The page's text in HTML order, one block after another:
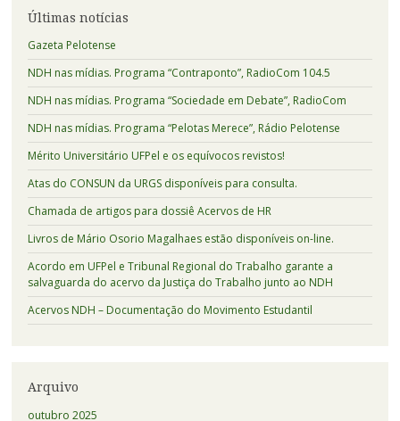
Últimas notícias
Gazeta Pelotense
NDH nas mídias. Programa “Contraponto”, RadioCom 104.5
NDH nas mídias. Programa “Sociedade em Debate”, RadioCom
NDH nas mídias. Programa “Pelotas Merece”, Rádio Pelotense
Mérito Universitário UFPel e os equívocos revistos!
Atas do CONSUN da URGS disponíveis para consulta.
Chamada de artigos para dossiê Acervos de HR
Livros de Mário Osorio Magalhaes estão disponíveis on-line.
Acordo em UFPel e Tribunal Regional do Trabalho garante a
salvaguarda do acervo da Justiça do Trabalho junto ao NDH
Acervos NDH – Documentação do Movimento Estudantil
Arquivo
outubro 2025